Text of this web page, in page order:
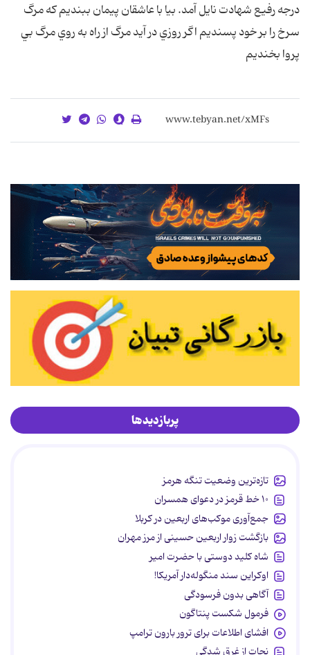
درجه رفيع شهادت نايل آمد. بيا با عاشقان پيمان ببنديم که مرگ
سرخ را بر خود پسنديم اگر روزي در آيد مرگ از راه به روي مرگ بي
پروا بخنديم
پربازدیدها
تازه‌ترین وضعیت تنگه هرمز
۱۰ خط قرمز در دعوای همسران
جمع‌آوری موکب‌های اربعین در کربلا
بازگشت زوار اربعین حسینی از مرز مهران
شاه کلید دوستی با حضرت امیر
اوکراین سند منگوله‌دار آمریکا!
آگاهی بدون فرسودگی
فرمول شکست پنتاگون
افشای اطلاعات برای ترور بارون ترامپ
نجات از غرق شدگی